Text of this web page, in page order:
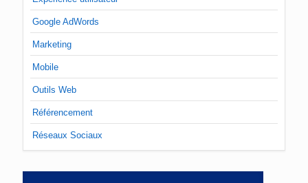
Google AdWords
Marketing
Mobile
Outils Web
Référencement
Réseaux Sociaux